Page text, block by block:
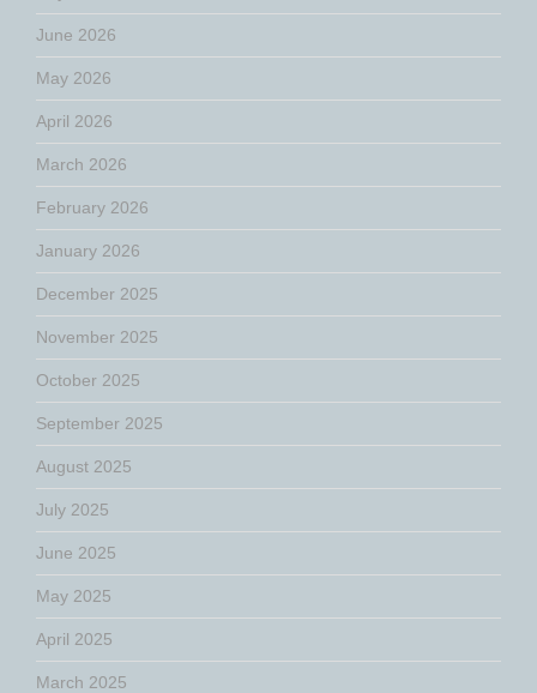
June 2026
May 2026
April 2026
March 2026
February 2026
January 2026
December 2025
November 2025
October 2025
September 2025
August 2025
July 2025
June 2025
May 2025
April 2025
March 2025